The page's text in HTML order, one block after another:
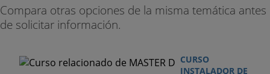
Compara otras opciones de la misma temática antes
de solicitar información.
CURSO
INSTALADOR DE